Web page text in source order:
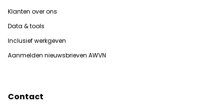
Klanten over ons
Data & tools
Inclusief werkgeven
Aanmelden nieuwsbrieven AWVN
Contact